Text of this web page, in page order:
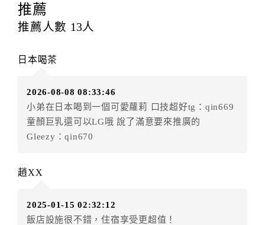
提出申辦不得異動訂單。
每筆訂單異動限定
辦理取消退款。
房者應補足差額。（限原訂飯店）
房者不得要求退其差額。（限原訂飯店）
五、保留住宿權益(保留住房)
．訂房者因故辦理訂單異動，本飯店可接受
．訂房者使用「保留住宿金額」時，請注意！為避免飯
件放棄訂單（住宿權益）。 （限原訂飯店使用）
．每筆訂單異動限定乙次，限原訂飯店，異動完成後不
推薦
推薦人數 13人
日本喝茶
2026-08-08 08:33:46
小弟在日本喝到一個可愛蘿莉 口技超好tg：qin669
童顏巨乳還可以LG哦 說了滿意要來推廣的
Gleezy：qin670
趙XX
2025-01-15 02:32:12
飯店設施很不錯，住宿享受更超值！